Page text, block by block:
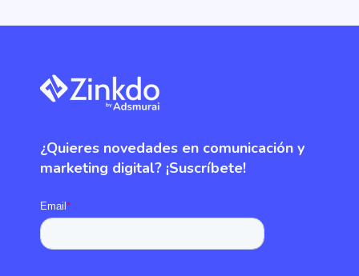
¿Quieres novedades en comunicación y
marketing digital? ¡Suscríbete!